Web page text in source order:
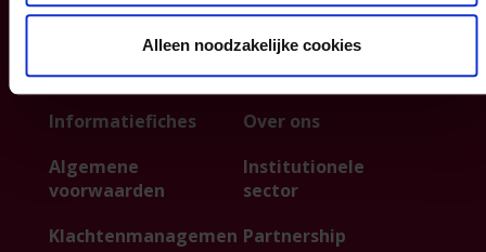
Alleen noodzakelijke cookies
Blog
Informatiefiches
Algemene
voorwaarden
Klachtenmanagemen
Contacteer ons
Over ons
Institutionele
sector
Partnership